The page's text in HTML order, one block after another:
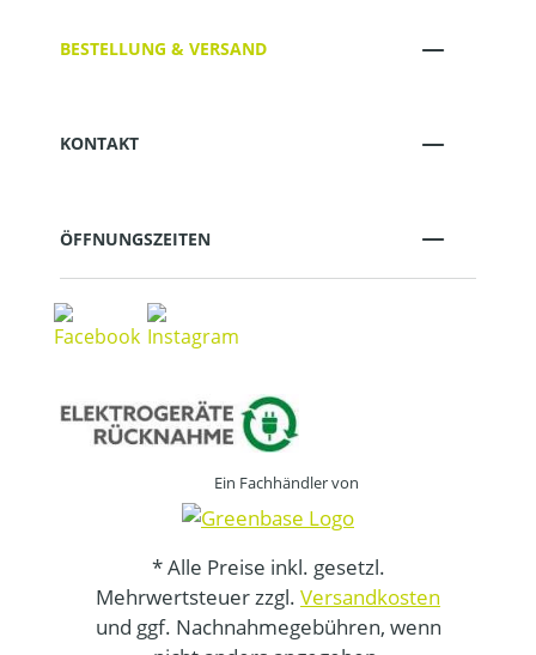
BESTELLUNG & VERSAND
KONTAKT
ÖFFNUNGSZEITEN
Ein Fachhändler von
* Alle Preise inkl. gesetzl.
Mehrwertsteuer zzgl. Versandkosten
und ggf. Nachnahmegebühren, wenn